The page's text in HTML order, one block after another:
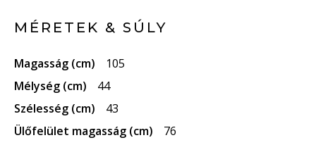
MÉRETEK & SÚLY
Magasság (cm)
105
Mélység (cm)
44
Szélesség (cm)
43
Ülőfelület magasság (cm)
76